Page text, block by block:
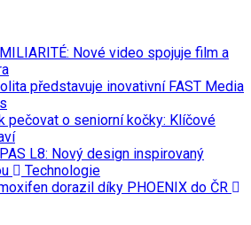
Nové video spojuje film a
představuje inovativní FAST Media
pečovat o seniorní kočky: Klíčové
L8: Nový design inspirovaný
Technologie
dorazil díky PHOENIX do ČR